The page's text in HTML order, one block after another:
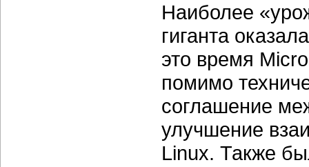
Наиболее
гиганта
это время
помимо
соглашение
улучшение
Linux. Также